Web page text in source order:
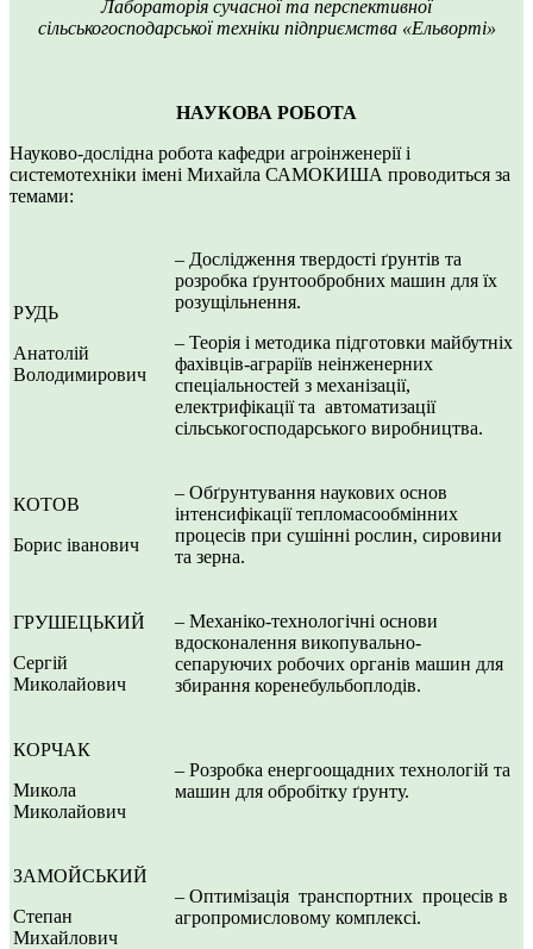
Лабораторія сучасної та перспективної
сільськогосподарської техніки підприємства «Ельворті»
НАУКОВА РОБОТА
Науково-дослідна робота кафедри агроінженерії і
системотехніки імені Михайла САМОКИША проводиться за
темами:
РУДЬ
Анатолій
Володимирович
– Дослідження твердості ґрунтів та
розробка ґрунтообробних машин для їх
розущільнення.
– Теорія і методика підготовки майбутніх
фахівців-аграріїв неінженерних
спеціальностей з механізації,
електрифікації та автоматизації
сільськогосподарського виробництва.
КОТОВ
Борис іванович
– Обґрунтування наукових основ
інтенсифікації тепломасообмінних
процесів при сушінні рослин, сировини
та зерна.
ГРУШЕЦЬКИЙ
Сергій
Миколайович
– Механіко-технологічні основи
вдосконалення викопувально-
сепаруючих робочих органів машин для
збирання коренебульбоплодів.
КОРЧАК
Микола
Миколайович
– Розробка енергоощадних технологій та
машин для обробітку ґрунту.
ЗАМОЙСЬКИЙ
Степан
Михайлович
– Оптимізація транспортних процесів в
агропромисловому комплексі.